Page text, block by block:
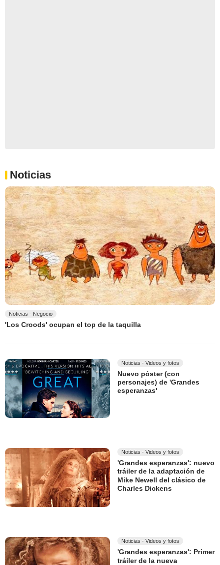
Noticias
Noticias - Negocio
'Los Croods' ocupan el top de la taquilla
Noticias - Videos y fotos
Nuevo póster (con
personajes) de 'Grandes
esperanzas'
Noticias - Videos y fotos
'Grandes esperanzas': nuevo
tráiler de la adaptación de
Mike Newell del clásico de
Charles Dickens
Noticias - Videos y fotos
'Grandes esperanzas': Primer
tráiler de la nueva